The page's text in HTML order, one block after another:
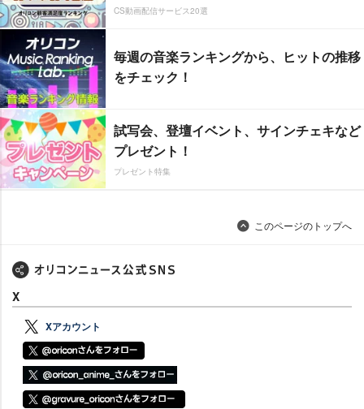
CS動画配信サービス20選
毎週の音楽ランキングから、ヒットの推移
をチェック！
試写会、登壇イベント、サインチェキなど
プレゼント！
プレゼント特集
このページのトップへ
X
Xアカウント